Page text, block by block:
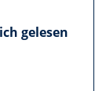
gelesen